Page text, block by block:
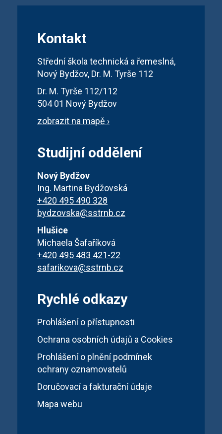
Kontakt
Střední škola technická a řemeslná,
Nový Bydžov, Dr. M. Tyrše 112
Dr. M. Tyrše 112/112
504 01 Nový Bydžov
zobrazit na mapě ›
Studijní oddělení
Nový Bydžov
Ing. Martina Bydžovská
+420 495 490 328
bydzovska@sstrnb.cz
Hlušice
Michaela Šafaříková
+420 495 483 421-22
safarikova@sstrnb.cz
Rychlé odkazy
Prohlášení o přístupnosti
Ochrana osobních údajů a Cookies
Prohlášení o plnění podmínek
ochrany oznamovatelů
Doručovací a fakturační údaje
Mapa webu